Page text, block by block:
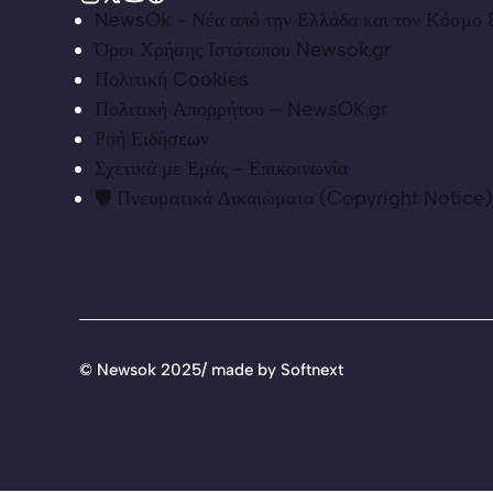
NewsOk - Νέα από την Ελλάδα και τον Κόσμο
Όροι Χρήσης Ιστότοπου Newsok.gr
Πολιτική Cookies
Πολιτική Απορρήτου – NewsOK.gr
Ροή Ειδήσεων
Σχετικά με Εμάς - Επικοινωνία
🛡️ Πνευματικά Δικαιώματα (Copyright Notice)
© Newsok 2025/ made by Softnext